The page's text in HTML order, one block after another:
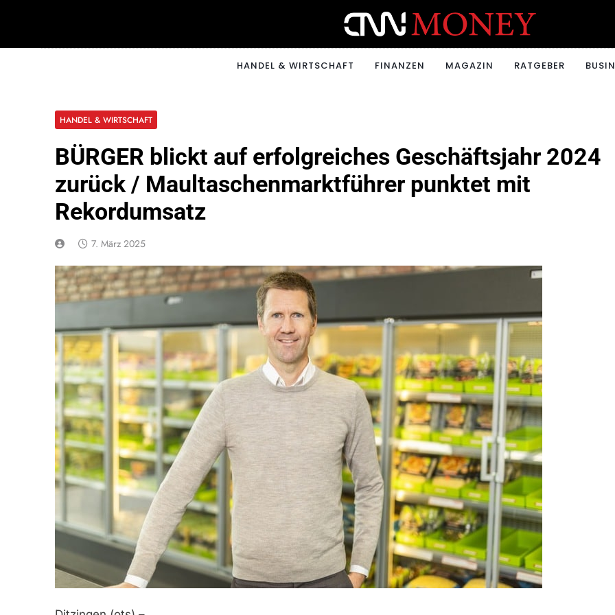
CNNMONEY.CH
HANDEL & WIRTSCHAFT FINANZEN MAGAZIN RATGEBER
HANDEL & WIRTSCHAFT
BÜRGER blickt auf erfolgreiches Geschäftsjahr 2024
zurück / Maultaschenmarktführer punktet mit
Rekordumsatz
7. März 2025